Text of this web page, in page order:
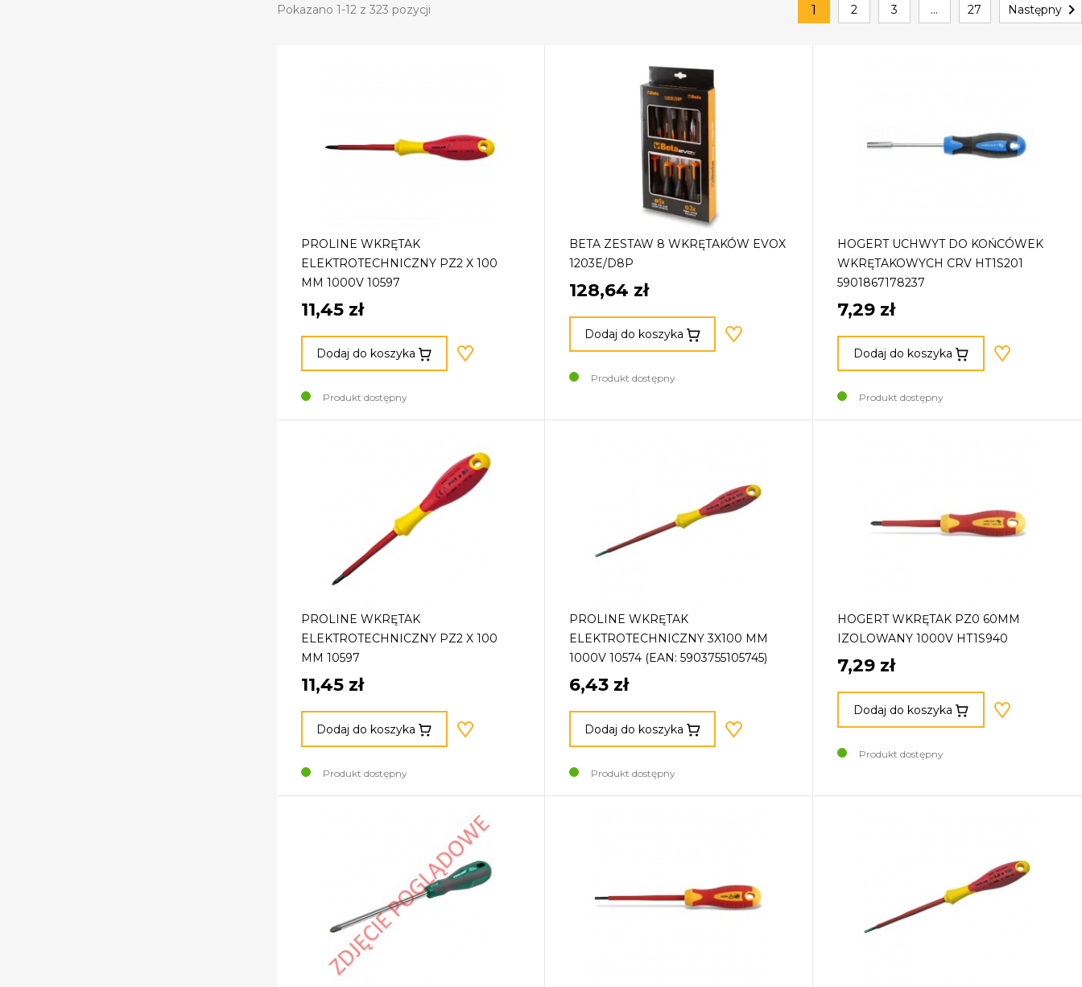
Pokazano 1-12 z 323 pozycji 1 2 3 … 27 Następny
PROLINE WKRĘTAK
ELEKTROTECHNICZNY PZ2 X 100
MM 1000V 10597
11,45 zł
Dodaj do koszyka
Produkt dostępny
BETA ZESTAW 8 WKRĘTAKÓW EVOX
1203E/D8P
128,64 zł
Dodaj do koszyka
Produkt dostępny
HOGERT UCHWYT DO KOŃCÓWEK
WKRĘTAKOWYCH CRV HT1S201
5901867178237
7,29 zł
Dodaj do koszyka
Produkt dostępny
PROLINE WKRĘTAK
ELEKTROTECHNICZNY PZ2 X 100
MM 10597
11,45 zł
Dodaj do koszyka
Produkt dostępny
PROLINE WKRĘTAK
ELEKTROTECHNICZNY 3X100 MM
1000V 10574 (EAN: 5903755105745)
6,43 zł
Dodaj do koszyka
Produkt dostępny
HOGERT WKRĘTAK PZ0 60MM
IZOLOWANY 1000V HT1S940
7,29 zł
Dodaj do koszyka
Produkt dostępny